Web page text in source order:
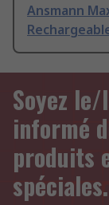
Ansmann
Soyez
informé
produits
spéciales.